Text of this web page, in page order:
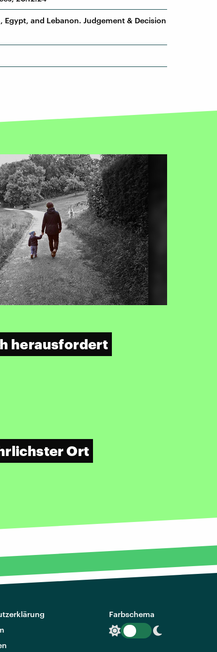
and Lebanon. Judgement & Decision
herausfordert
Ort
Farbschema